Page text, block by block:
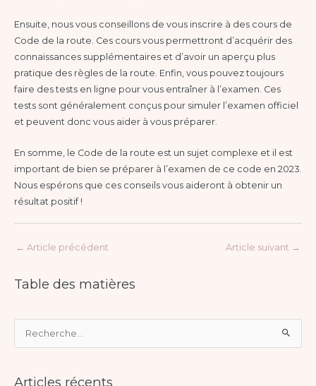
Ensuite, nous vous conseillons de vous inscrire à des cours de
Code de la route. Ces cours vous permettront d’acquérir des
connaissances supplémentaires et d’avoir un aperçu plus
pratique des règles de la route. Enfin, vous pouvez toujours
faire des tests en ligne pour vous entraîner à l’examen. Ces
tests sont généralement conçus pour simuler l’examen officiel
et peuvent donc vous aider à vous préparer.
En somme, le Code de la route est un sujet complexe et il est
important de bien se préparer à l’examen de ce code en 2023.
Nous espérons que ces conseils vous aideront à obtenir un
résultat positif !
← Article précédent Article suivant →
Table des matières
Articles récents